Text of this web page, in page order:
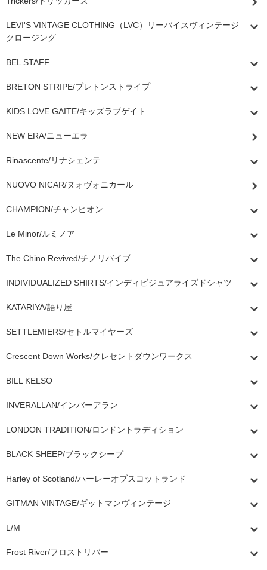
LEVI'S VINTAGE CLOTHING（LVC）リーバイスヴィンテージ
クロージング
BEL STAFF
BRETON STRIPE/ブレトンストライプ
KIDS LOVE GAITE/キッズラブゲイト
NEW ERA/ニューエラ
Rinascente/リナシェンテ
NUOVO NICAR/ヌォヴォニカール
CHAMPION/チャンピオン
Le Minor/ルミノア
The Chino Revived/チノリバイブ
INDIVIDUALIZED SHIRTS/インディビジュアライズドシャツ
KATARIYA/語り屋
SETTLEMIERS/セトルマイヤーズ
Crescent Down Works/クレセントダウンワークス
BILL KELSO
INVERALLAN/インバーアラン
LONDON TRADITION/ロンドントラディション
BLACK SHEEP/ブラックシープ
Harley of Scotland/ハーレーオブスコットランド
GITMAN VINTAGE/ギットマンヴィンテージ
L/M
Frost River/フロストリバー